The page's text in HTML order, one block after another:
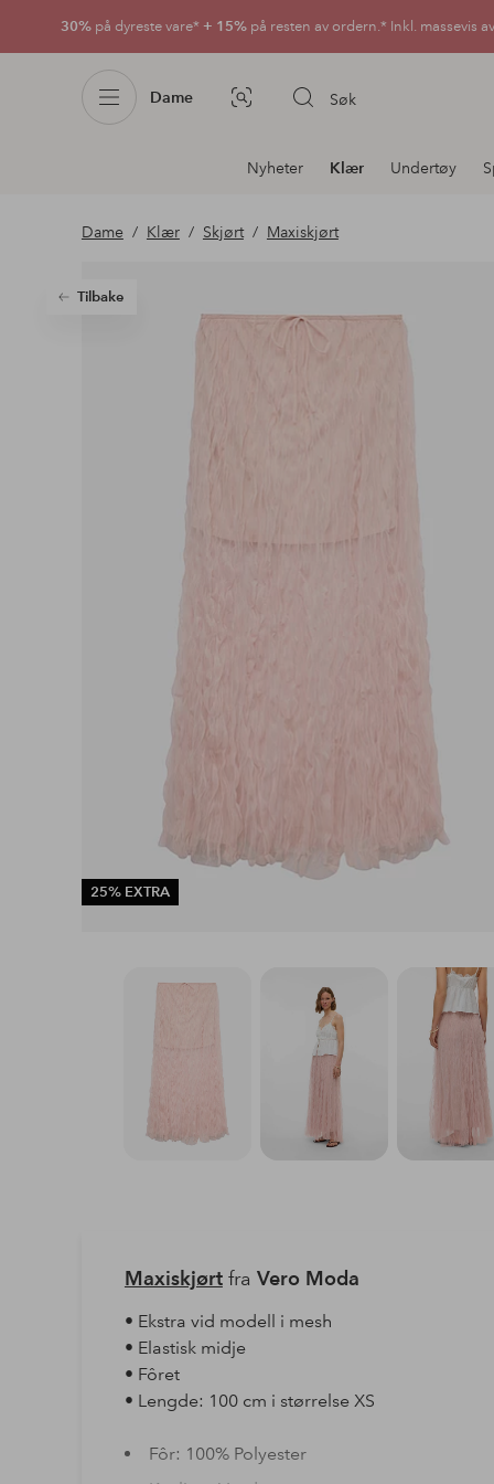
30% på dyreste vare* + 15% på resten av ordern.* Inkl. massevis
Dame Bildesøk Søk
Avdelingsnavigering
Nyheter Klær Undertøy
Dame Klær Skjørt Maxiskjørt
Tilbake
25% EXTRA
Maxiskjørtfra Vero Moda
• Ekstra vid modell i mesh
• Elastisk midje
• Fôret
• Lengde: 100 cm i størrelse XS
Fôr: 100% Polyester